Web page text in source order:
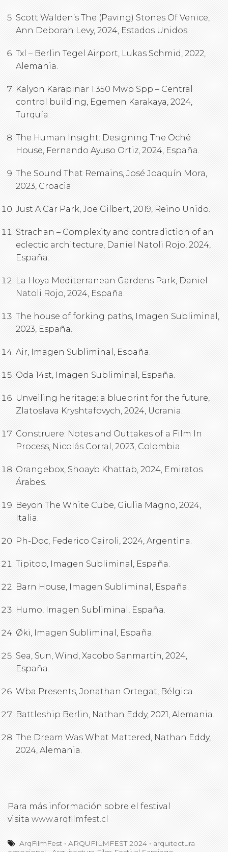
Scott Walden’s The (Paving) Stones Of Venice,
Ann Deborah Levy, 2024, Estados Unidos.
Txl – Berlin Tegel Airport, Lukas Schmid, 2022,
Alemania.
Kalyon Karapınar 1.350 Mwp Spp – Central
control building, Egemen Karakaya, 2024,
Turquía.
The Human Insight: Designing The Oché
House, Fernando Ayuso Ortiz, 2024, España.
The Sound That Remains, José Joaquín Mora,
2023, Croacia.
Just A Car Park, Joe Gilbert, 2019, Reino Unido.
Strachan – Complexity and contradiction of an
eclectic architecture, Daniel Natoli Rojo, 2024,
España.
La Hoya Mediterranean Gardens Park, Daniel
Natoli Rojo, 2024, España.
The house of forking paths, Imagen Subliminal,
2023, España.
Air, Imagen Subliminal, España.
Oda 14st, Imagen Subliminal, España.
Unveiling heritage: a blueprint for the future,
Zlatoslava Kryshtafovych, 2024, Ucrania.
Construere: Notes and Outtakes of a Film In
Process, Nicolás Corral, 2023, Colombia.
Orangebox, Shoayb Khattab, 2024, Emiratos
Árabes.
Beyon The White Cube, Giulia Magno, 2024,
Italia.
Ph-Doc, Federico Cairoli, 2024, Argentina.
Tipitop, Imagen Subliminal, España.
Barn House, Imagen Subliminal, España.
Humo, Imagen Subliminal, España.
Øki, Imagen Subliminal, España.
Sea, Sun, Wind, Xacobo Sanmartín, 2024,
España.
Wba Presents, Jonathan Ortegat, Bélgica.
Battleship Berlin, Nathan Eddy, 2021, Alemania.
The Dream Was What Mattered, Nathan Eddy,
2024, Alemania.
Para más información sobre el festival
visita www.arqfilmfest.cl
ArqFilmFest •ARQUFILMFEST 2024 • arquitectura